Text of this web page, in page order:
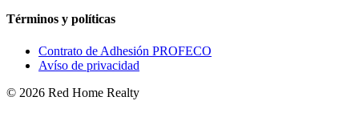
Términos y políticas
Contrato de Adhesión PROFECO
Avíso de privacidad
© 2026 Red Home Realty